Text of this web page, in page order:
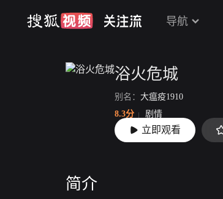
导航
浴火危城
别名： 大瘟疫1910
8.3分
剧情
上映： 2012-12-12
立即观看
简介